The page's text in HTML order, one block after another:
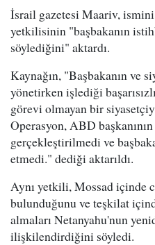
İsrail gazetesi Maariv, ismini
yetkilisinin "başbakanın
söylediğini" aktardı.
Kaynağın, "Başbakanın ve
yönetirken işlediği
görevi olmayan bir
Operasyon, ABD
gerçekleştirilmedi ve
etmedi." dediği aktarıldı.
Aynı yetkili, Mossad içinde
bulunduğunu ve teşkilat
almaları Netanyahu'nun
ilişkilendirdiğini söyledi.